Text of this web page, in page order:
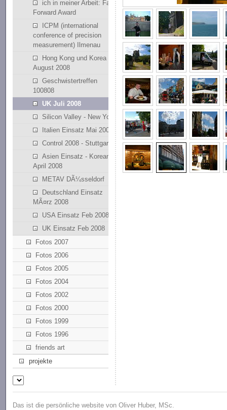
ich in meiner Arbeit: Fast
Forward Award
ICPM (international
conference of precision
measurement) Ilmenau
Hong Kong und Korea
August 2008
Geschwistertreffen
100808
UK Juli 2008
Silicon Valley - New York
Italien Einsatz Mai 2008
Control 2008 - Stuttgart
Asien Einsatz - Korean
April 2008
METAV DÃ¼sseldorf
Deutschland Einsatz
MÃ¤rz 2008
USA Einsatz Feb 2008
UK Einsatz Feb 2008
Fotos 2007
Fotos 2006
Fotos 2005
Fotos 2004
Fotos 2002
Fotos 2000
Fotos 1999
Fotos 1996
friends art
projekte
Das ist die persönliche website von Oliver Huber, MSc.